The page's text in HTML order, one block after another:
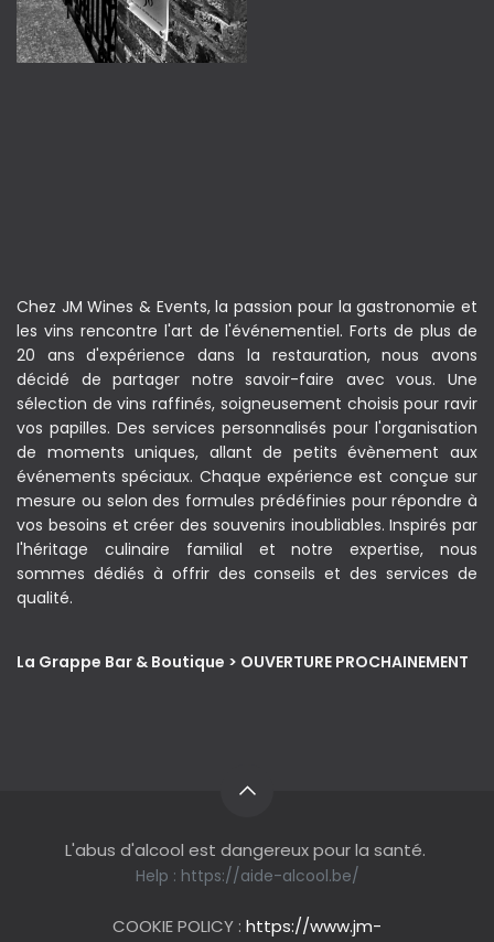
Chez JM Wines & Events, la passion pour la gastronomie et
les vins rencontre l'art de l'événementiel. Forts de plus de
20 ans d'expérience dans la restauration, nous avons
décidé de partager notre savoir-faire avec vous. Une
sélection de vins raffinés, soigneusement choisis pour ravir
vos papilles. Des services personnalisés pour l'organisation
de moments uniques, allant de petits évènement aux
événements spéciaux. Chaque expérience est conçue sur
mesure ou selon des formules prédéfinies pour répondre à
vos besoins et créer des souvenirs inoubliables. Inspirés par
l'héritage culinaire familial et notre expertise, nous
sommes dédiés à offrir des conseils et des services de
qualité.
La Grappe Bar & Boutique > OUVERTURE PROCHAINEMENT
L'abus d'alcool est dangereux pour la santé.
Help : https://aide-alcool.be/
COOKIE POLICY : https://www.jm-